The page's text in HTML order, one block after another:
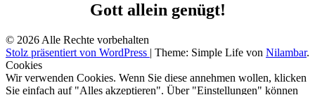
Gott allein genügt!
© 2026 Alle Rechte vorbehalten
Stolz präsentiert von WordPress | Theme: Simple Life von Nilambar.
Cookies
Wir verwenden Cookies. Wenn Sie diese annehmen wollen, klicken
Sie einfach auf "Alles akzeptieren". Über "Einstellungen" können